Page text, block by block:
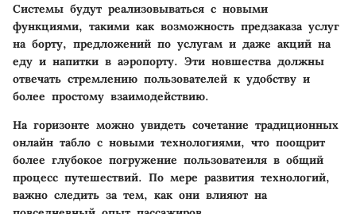
Системы будут реализовываться с новыми
функциями, такими как возможность предзаказа услуг
на борту, предложений по услугам и даже акций на
еду и напитки в аэропорту. Эти новшества должны
отвечать стремлению пользователей к удобству и
более простому взаимодействию.
На горизонте можно увидеть сочетание традиционных
онлайн табло с новыми технологиями, что поощрит
более глубокое погружение пользоватеиля в общий
процесс путешествий. По мере развития технологий,
важно следить за тем, как они влияют на